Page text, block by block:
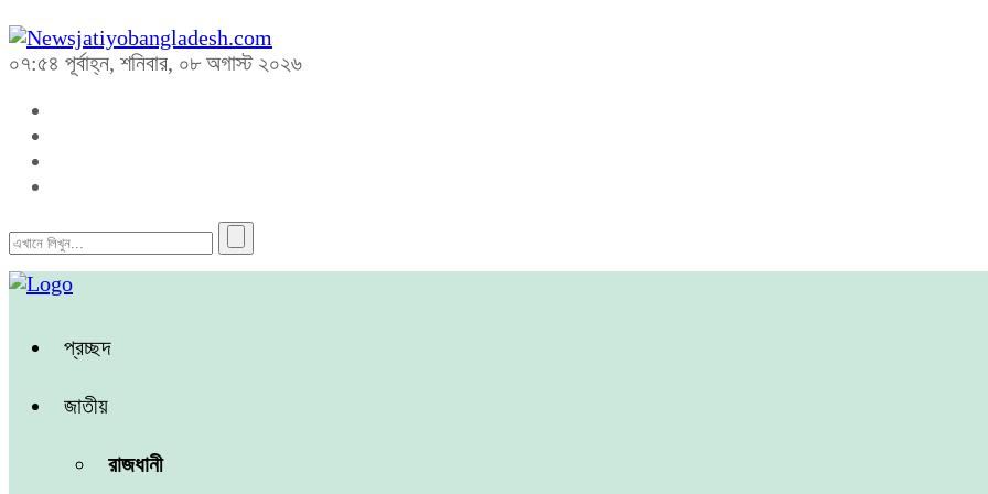
০৭:৫৪ পূর্বাহ্ন, শনিবার, ০৮ অগাস্ট ২০২৬
প্রচ্ছদ
জাতীয়
রাজধানী